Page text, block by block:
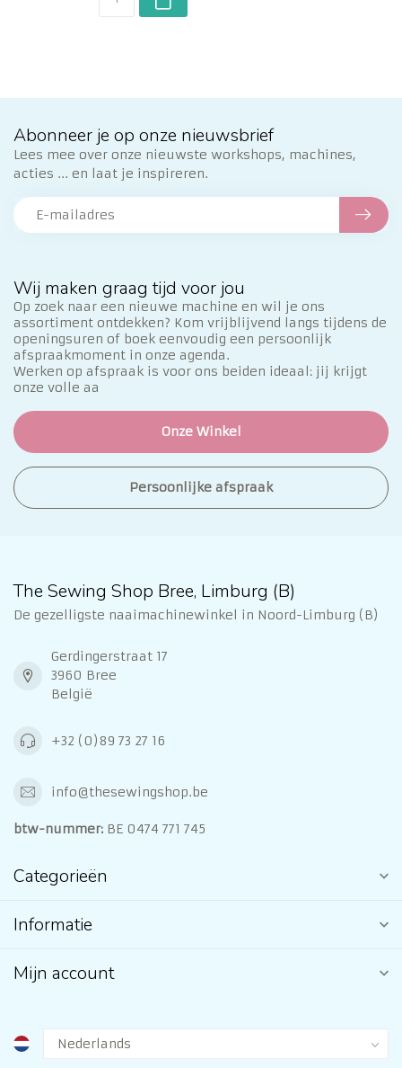
Wij maken graag tijd voor jou
Op zoek naar een nieuwe machine en wil je ons
assortiment ontdekken? Kom vrijblijvend langs tijdens de
openingsuren of boek eenvoudig een persoonlijk
afspraakmoment in onze agenda.
Werken op afspraak is voor ons beiden ideaal: jij krijgt
onze volle aa
Onze Winkel
Persoonlijke afspraak
Abonneer je op onze nieuwsbrief
Lees mee over onze nieuwste workshops, machines,
acties ... en laat je inspireren.
The Sewing Shop Bree, Limburg (B)
De gezelligste naaimachinewinkel in Noord-Limburg (B)
Gerdingerstraat 17
3960 Bree
België
+32 (0)89 73 27 16
info@thesewingshop.be
btw-nummer: BE 0474 771 745
Categorieën
Informatie
Mijn account